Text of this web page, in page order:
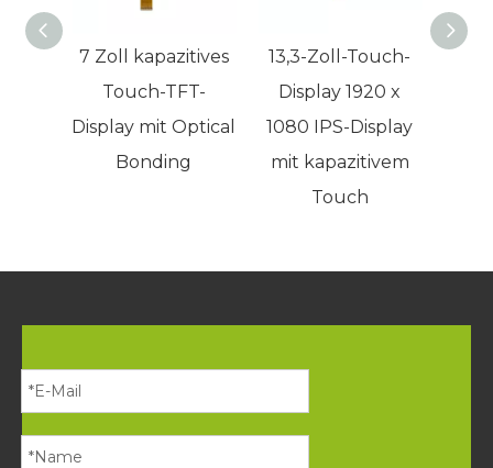
7 Zoll kapazitives
Touch-TFT-
Display mit Optical
Bonding
13,3-Zoll-Touch-
Display 1920 x
1080 IPS-Display
mit kapazitivem
Touch